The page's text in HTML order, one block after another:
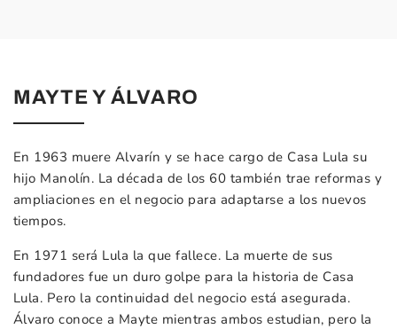
MAYTE Y ÁLVARO
En 1963 muere Alvarín y se hace cargo de Casa Lula su
hijo Manolín. La década de los 60 también trae reformas y
ampliaciones en el negocio para adaptarse a los nuevos
tiempos.
En 1971 será Lula la que fallece. La muerte de sus
fundadores fue un duro golpe para la historia de Casa
Lula. Pero la continuidad del negocio está asegurada.
Álvaro conoce a Mayte mientras ambos estudian, pero la